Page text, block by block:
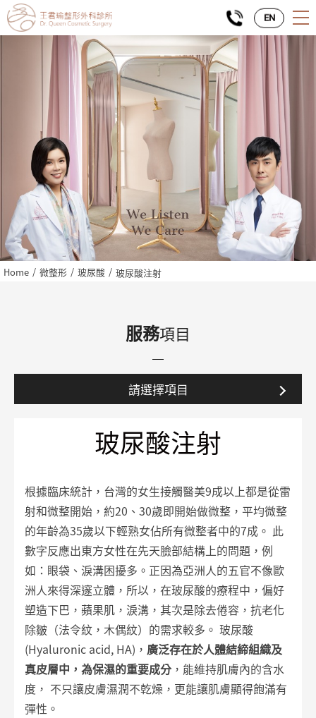
EN
Home 微整形 玻尿酸 玻尿酸注射
服務項目
請選擇項目
光療護膚
探索皮秒雷射
海菲秀/水飛梭淨膚
玻尿酸注射
根據臨床統計，台灣的女生接觸醫美9成以上都是從雷
射和微整開始，約20、30歲即開始做微整，平均微整
的年齡為35歲以下輕熟女佔所有微整者中的7成。 此
數字反應出東方女性在先天臉部結構上的問題，例
如：眼袋、淚溝困擾多。正因為亞洲人的五官不像歐
洲人來得深邃立體，所以，在玻尿酸的療程中，偏好
塑造下巴，蘋果肌，淚溝，其次是除去倦容，抗老化
除皺（法令紋，木偶紋）的需求較多。 玻尿酸
(Hyaluronic acid, HA)， 廣泛存在於人體結締組織及
真皮層中，為保濕的重要成分 ，能維持肌膚內的含水
度， 不只讓皮膚濕潤不乾燥，更能讓肌膚顯得飽滿有
彈性。